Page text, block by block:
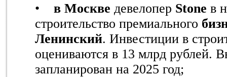
• в Москве девелопер Stone в
строительство премиального
Ленинский. Инвестиции в
оцениваются в 13 млрд рублей.
запланирован на 2025 год;